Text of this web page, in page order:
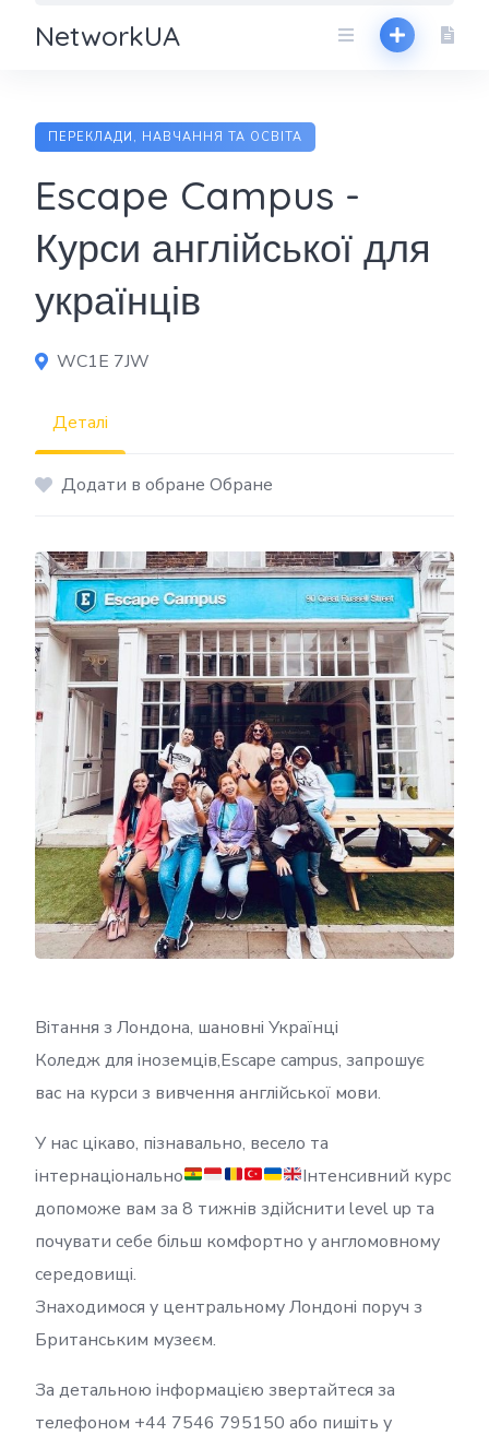
NetworkUA
ПЕРЕКЛАДИ, НАВЧАННЯ ТА ОСВІТА
Escape Campus -
Курси англійської для
українців
WC1E 7JW
Деталі
Додати в обране Обране
Вітання з Лондона, шановні Українці
Коледж для іноземців,Escape campus, запрошує
вас на курси з вивчення англійської мови.
У нас цікаво, пізнавально, весело та
інтернаціонально
Інтенсивний курс
допоможе вам за 8 тижнів здійснити level up та
почувати себе більш комфортно у англомовному
середовищі.
Знаходимося у центральному Лондоні поруч з
Британським музеєм.
За детальною інформацією звертайтеся за
телефоном +44 7546 795150 або пишіть у